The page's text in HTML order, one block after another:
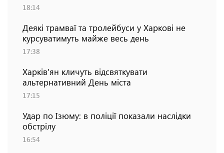
18:14
Деякі трамваї та тролейбуси у Харкові не
курсуватимуть майже весь день
17:38
Харків'ян кличуть відсвяткувати
альтернативний День міста
17:15
Удар по Ізюму: в поліції показали наслідки
обстрілу
16:54